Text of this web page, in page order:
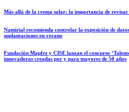
Más allá de la crema solar: la importancia de revisar
Namirial recomienda controlar la exposición de
suplantaciones en verano
Fundación Mapfre y CISE lanzan el concurso
innovadoras creadas por y para mayores de 50 años